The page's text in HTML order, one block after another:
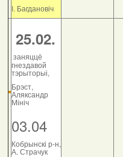
І. Багдановіч
25.02.
заняццё
гнездавой
тэрыторыі,
Брэст,
Аляксандр
Мініч
03.04
Кобрынскі р-н,
А. Страчук